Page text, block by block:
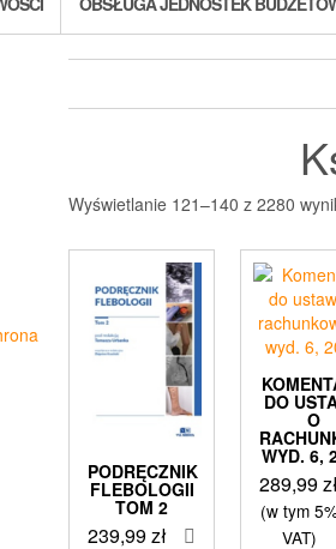
Wyświetlanie 121–140 z 2280
PODRĘCZNIK
FLEBOLOGII
TOM 2
239,99zł
DO
O
WYD. 6,
289,99
(w tym
VAT)